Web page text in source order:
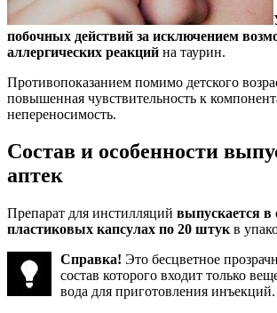
побочных действий за исключением
аллергических реакций на таурин.
Противопоказанием помимо детского
повышенная чувствительность к
непереносимость.
Состав и особенности
аптек
Препарат для инстилляций выпускается в
пластиковых капсулах по 20 штук в
Справка! Это бесцветное
состав которого входит только
вода для приготовления инъекций.